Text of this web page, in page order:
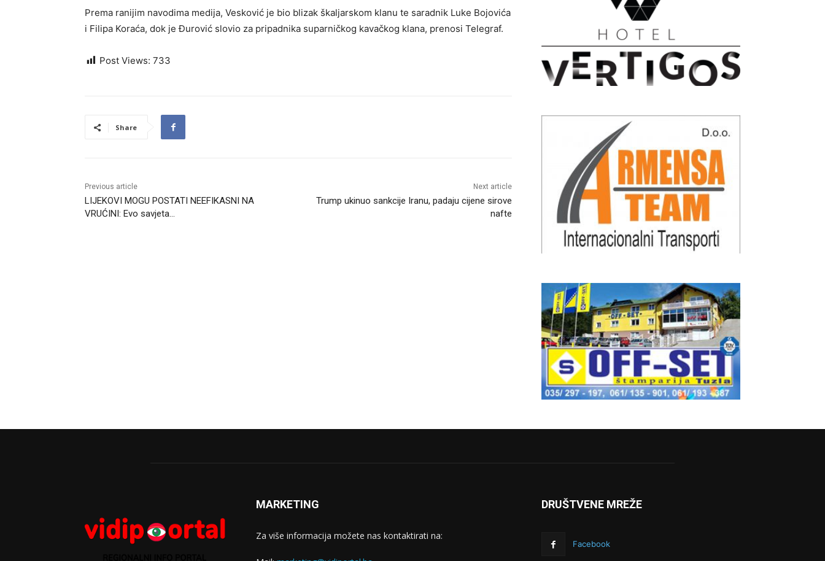
Prema ranijim navodima medija, Vesković je bio blizak škaljarskom klanu te saradnik Luke Bojovića
i Filipa Koraća, dok je Đurović slovio za pripadnika suparničkog kavačkog klana, prenosi Telegraf.
Post Views: 733
Share
Previous article
LIJEKOVI MOGU POSTATI NEEFIKASNI NA
VRUĆINI: Evo savjeta…
Next article
Trump ukinuo sankcije Iranu, padaju cijene sirove
nafte
MARKETING
Za više informacija možete nas kontaktirati na:
DRUŠTVENE MREŽE
Facebook